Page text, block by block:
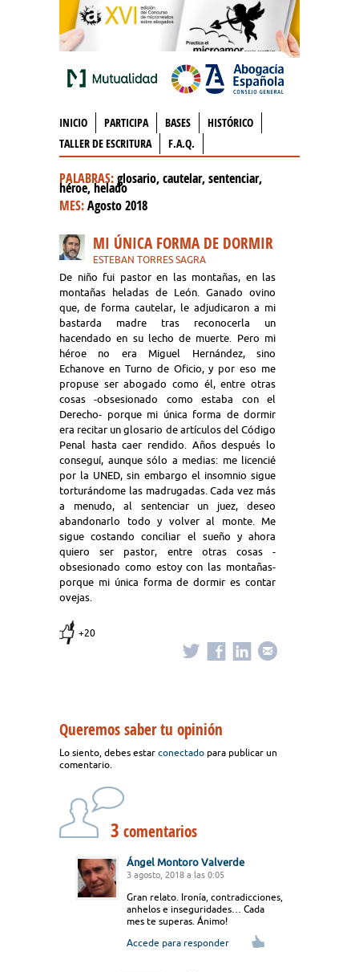
INICIO PARTICIPA BASES
HISTÓRICO
TALLER DE ESCRITURA
F.A.Q.
PALABRAS:glosario, cautelar, sentenciar,
héroe, helado
MES:Agosto 2018
MI ÚNICA FORMA DE DORMIR
ESTEBAN TORRES SAGRA
De niño fui pastor en las montañas, en las
montañas heladas de León. Ganado ovino
que, de forma cautelar, le adjudicaron a mi
bastarda madre tras reconocerla un
hacendado en su lecho de muerte. Pero mi
héroe no era Miguel Hernández, sino
Echanove en Turno de Oficio, y por eso me
propuse ser abogado como él, entre otras
cosas -obsesionado como estaba con el
Derecho- porque mi única forma de dormir
era recitar un glosario de artículos del Código
Penal hasta caer rendido. Años después lo
conseguí, aunque sólo a medias: me licencié
por la UNED, sin embargo el insomnio sigue
torturándome las madrugadas. Cada vez más
a menudo, al sentenciar un juez, deseo
abandonarlo todo y volver al monte. Me
sigue costando conciliar el sueño y ahora
quiero ser pastor, entre otras cosas -
obsesionado como estoy con las montañas-
porque mi única forma de dormir es contar
ovejas.
+20
Queremos saber tu opinión
Lo siento, debes estar conectado para publicar un
comentario.
3 comentarios
Ángel Montoro Valverde
3 agosto, 2018 a las 0:05
Gran relato. Ironía, contradicciones,
anhelos e inseguridades… Cada
mes te superas. Ánimo!
Accede para responder